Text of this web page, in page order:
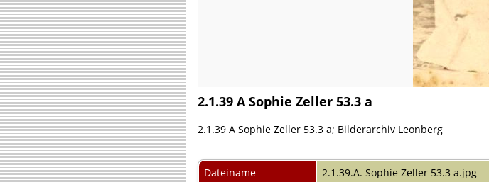
2.1.39 A Sophie Zeller 53.3 a
2.1.39 A Sophie Zeller 53.3 a; Bilderarchiv Leonberg
Dateiname
2.1.39.A. Sophie Zeller 53.3 a.jpg